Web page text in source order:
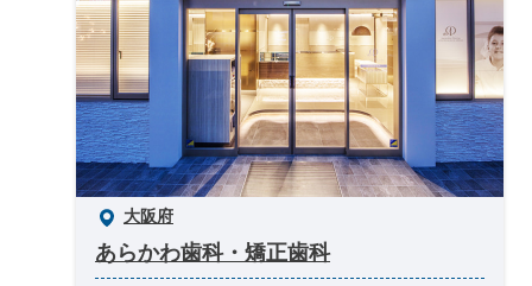
大阪府
あらかわ歯科・矯正歯科